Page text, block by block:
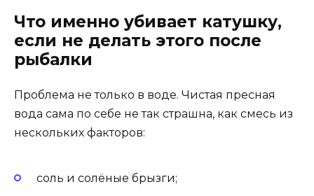
Что именно убивает катушку,
если не делать этого после
рыбалки
Проблема не только в воде. Чистая пресная
вода сама по себе не так страшна, как смесь из
нескольких факторов:
соль и солёные брызги;